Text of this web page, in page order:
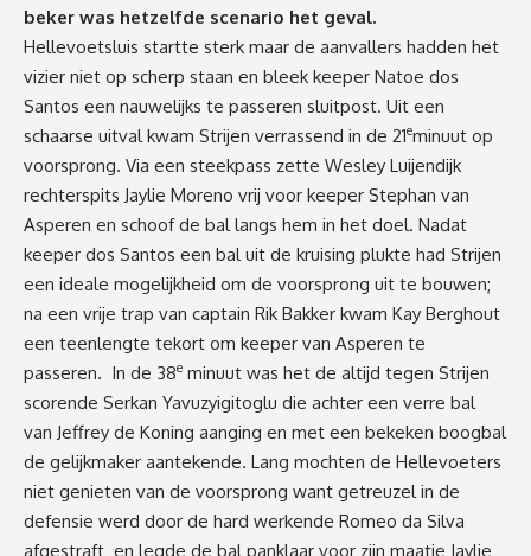
beker was hetzelfde scenario het geval.
Hellevoetsluis startte sterk maar de aanvallers hadden het
vizier niet op scherp staan en bleek keeper Natoe dos
Santos een nauwelijks te passeren sluitpost. Uit een
schaarse uitval kwam Strijen verrassend in de 21eminuut op
voorsprong. Via een steekpass zette Wesley Luijendijk
rechterspits Jaylie Moreno vrij voor keeper Stephan van
Asperen en schoof de bal langs hem in het doel. Nadat
keeper dos Santos een bal uit de kruising plukte had Strijen
een ideale mogelijkheid om de voorsprong uit te bouwen;
na een vrije trap van captain Rik Bakker kwam Kay Berghout
een teenlengte tekort om keeper van Asperen te
passeren. In de 38e minuut was het de altijd tegen Strijen
scorende Serkan Yavuzyigitoglu die achter een verre bal
van Jeffrey de Koning aanging en met een bekeken boogbal
de gelijkmaker aantekende. Lang mochten de Hellevoeters
niet genieten van de voorsprong want getreuzel in de
defensie werd door de hard werkende Romeo da Silva
afgestraft en legde de bal panklaar voor zijn maatje Jaylie